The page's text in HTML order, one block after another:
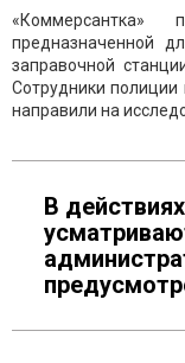
предназначенной
заправочной
Сотрудники полиции
направили на
В